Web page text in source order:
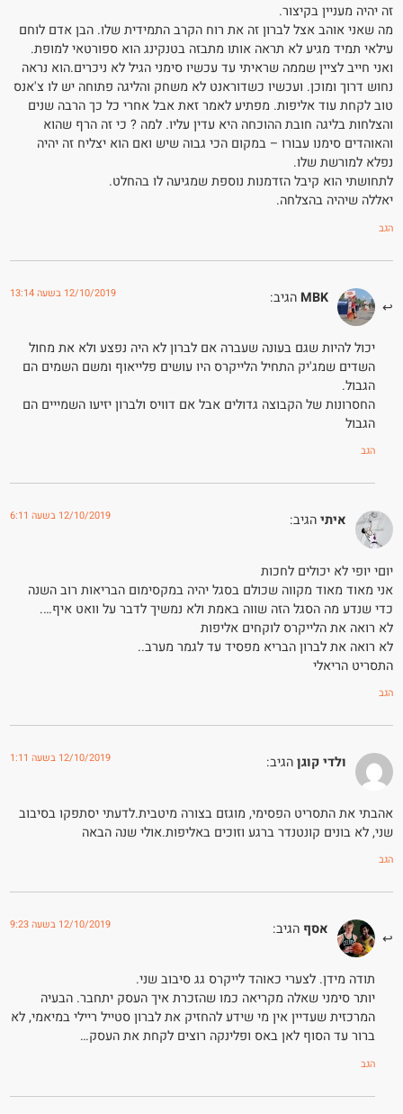
זה יהיה מעניין בקיצור.
מה שאני אוהב אצל לברון זה את רוח הקרב התמידית שלו. הבן אדם לוחם
עילאי תמיד מגיע לא תראה אותו מתבזה בטנקינג הוא ספורטאי למופת.
ואני חייב לציין שממה שראיתי עד עכשיו סימני הגיל לא ניכרים.הוא נראה
נחוש דרוך ומוכן. ועכשיו כשדוראנט לא משחק והליגה פתוחה יש לו צ'אנס
טוב לקחת עוד אליפות. מפתיע לאמר זאת אבל אחרי כל כך הרבה שנים
והצלחות בליגה חובת ההוכחה היא עדין עליו. למה ? כי זה הרף שהוא
והאוהדים סימנו עבורו – במקום הכי גבוה שיש ואם הוא יצליח זה יהיה
נפלא למורשת שלו.
לתחושתי הוא קיבל הזדמנות נוספת שמגיעה לו בהחלט.
יאללה שיהיה בהצלחה.
הגב
MBK הגיב: 12/10/2019 בשעה 13:14
יכול להיות שגם בעונה שעברה אם לברון לא היה נפצע ולא את מחול
השדים שמג'יק התחיל הלייקרס היו עושים פלייאוף ומשם השמים הם
הגבול.
החסרונות של הקבוצה גדולים אבל אם דוויס ולברון יזיעו השמייים הם
הגבול
הגב
איתיהגיב: 12/10/2019 בשעה 6:11
יוםי יופי לא יכולים לחכות
אני מאוד מאוד מקווה שכולם בסגל יהיה במקסימום הבריאות רוב השנה
כדי שנדע מה הסגל הזה שווה באמת ולא נמשיך לדבר על וואט איף….
לא רואה את הלייקרס לוקחים אליפות
לא רואה את לברון הבריא מפסיד עד לגמר מערב..
התסריט הריאלי
הגב
ולדי קוגןהגיב: 12/10/2019 בשעה 1:11
אהבתי את התסריט הפסימי, מוגזם בצורה מיטבית.לדעתי יסתפקו בסיבוב
שני, לא בונים קונטנדר ברגע וזוכים באליפות.אולי שנה הבאה
הגב
אסף הגיב: 12/10/2019 בשעה 9:23
תודה מידן. לצערי כאוהד לייקרס גג סיבוב שני.
יותר סימני שאלה מקריאה כמו שהזכרת איך העסק יתחבר. הבעיה
המרכזית שעדיין אין מי שידע להחזיק את לברון סטייל ריילי במיאמי, לא
ברור עד הסוף לאן באס ופלינקה רוצים לקחת את העסק…
הגב